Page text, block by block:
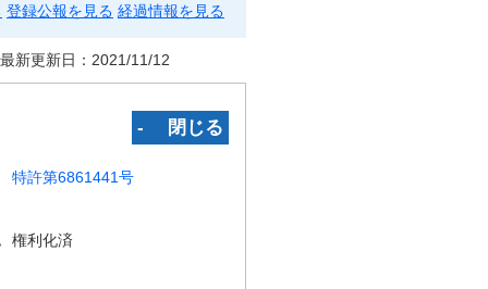
登録公報を見る 経過情報を見る
新更新日： 2021/11/12
‐ 閉じる
特許第6861441号
権利化済